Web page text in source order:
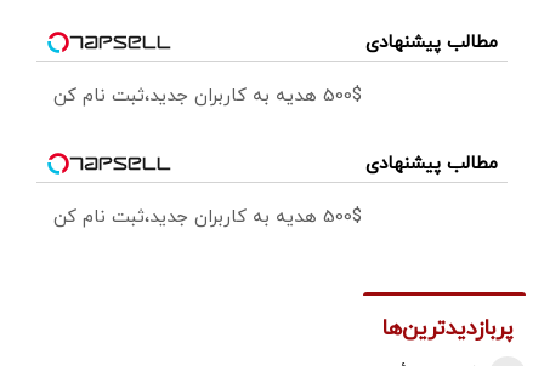
مطالب پیشنهادی
500$ هدیه به کاربران جدید،ثبت نام کن
مطالب پیشنهادی
500$ هدیه به کاربران جدید،ثبت نام کن
پربازدیدترین‌ها